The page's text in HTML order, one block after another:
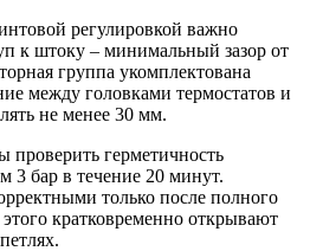
регулировкой важно
к штоку – минимальный зазор от
группа укомплектована
между головками термостатов и
не менее 30 мм.
проверить герметичность
3 бар в течение 20 минут.
только после полного
кратковременно открывают